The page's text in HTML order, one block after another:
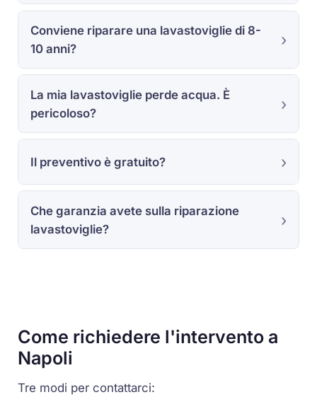
Conviene riparare una lavastoviglie di 8-
10 anni?
La mia lavastoviglie perde acqua. È
pericoloso?
Il preventivo è gratuito?
Che garanzia avete sulla riparazione
lavastoviglie?
Come richiedere l'intervento a
Napoli
Tre modi per contattarci: